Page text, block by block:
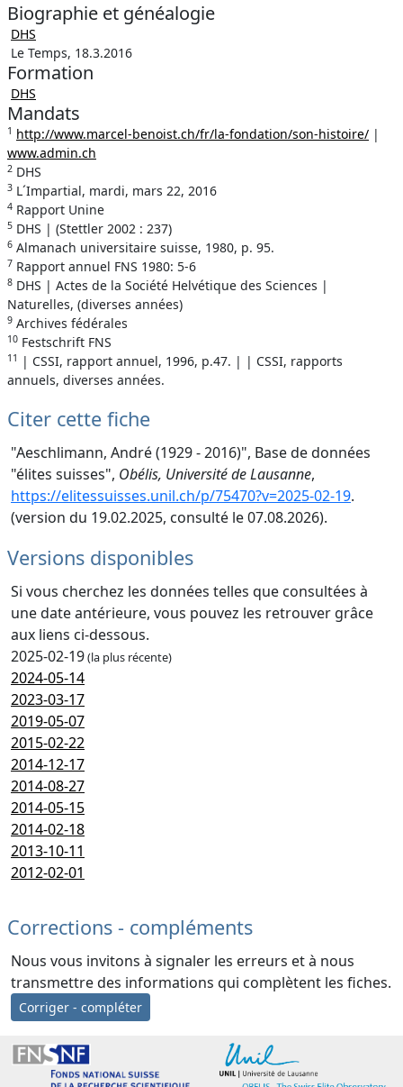
Biographie et généalogie
DHS
Le Temps, 18.3.2016
Formation
DHS
Mandats
1 http://www.marcel-benoist.ch/fr/la-fondation/son-histoire/ |
www.admin.ch
2 DHS
3 L´Impartial, mardi, mars 22, 2016
4 Rapport Unine
5 DHS | (Stettler 2002 : 237)
6 Almanach universitaire suisse, 1980, p. 95.
7 Rapport annuel FNS 1980: 5-6
8 DHS | Actes de la Société Helvétique des Sciences |
Naturelles, (diverses années)
9 Archives fédérales
10 Festschrift FNS
11
| CSSI, rapport annuel, 1996, p.47. | | CSSI, rapports
annuels, diverses années.
Citer cette fiche
"Aeschlimann, André (1929 - 2016)", Base de données
"élites suisses", Obélis, Université de Lausanne,
https://elitessuisses.unil.ch/p/75470?v=2025-02-19.
(version du 19.02.2025, consulté le 07.08.2026).
Versions disponibles
Si vous cherchez les données telles que consultées à
une date antérieure, vous pouvez les retrouver grâce
aux liens ci-dessous.
2025-02-19(la plus récente)
2024-05-14
2023-03-17
2019-05-07
2015-02-22
2014-12-17
2014-08-27
2014-05-15
2014-02-18
2013-10-11
2012-02-01
Corrections - compléments
Nous vous invitons à signaler les erreurs et à nous
transmettre des informations qui complètent les fiches.
Corriger - compléter